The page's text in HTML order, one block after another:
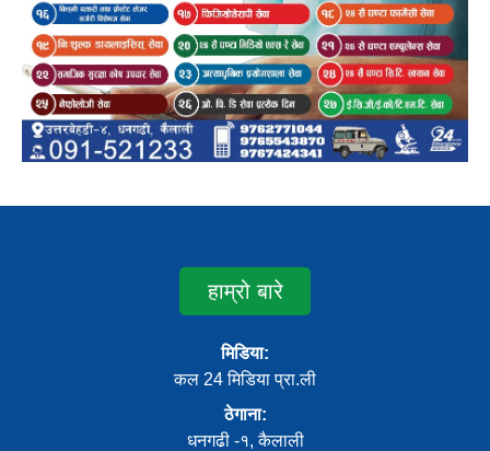
हाम्रो बारे
मिडिया:
कल 24 मिडिया प्रा.ली
ठेगाना:
धनगढी -१, कैलाली